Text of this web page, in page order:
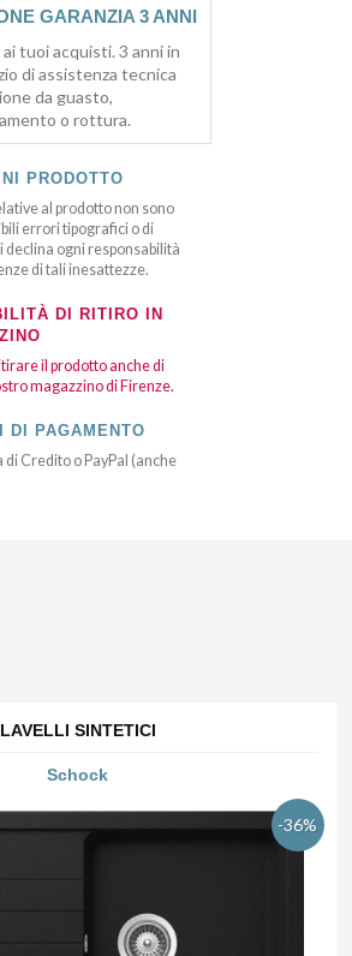
GARANZIA 3 ANNI
tuoi acquisti. 3 anni in
di assistenza tecnica
da guasto,
o rottura.
PRODOTTO
al prodotto non sono
errori tipografici o di
declina ogni responsabilità
di tali inesattezze.
DI RITIRO IN
il prodotto anche di
magazzino di Firenze.
DI PAGAMENTO
di Credito o PayPal (anche
LAVELLI SINTETICI
Schock
-36%